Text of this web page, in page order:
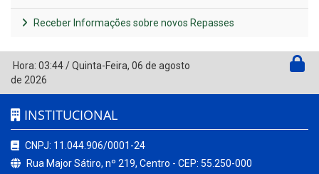
Receber Informações sobre novos Repasses
Hora: 03:44/Quinta-Feira, 06 de agosto
de 2026
INSTITUCIONAL
CNPJ: 11.044.906/0001-24
Rua Major Sátiro, nº 219, Centro - CEP: 55.250-000